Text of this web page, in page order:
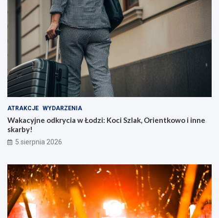
ATRAKCJE WYDARZENIA
Wakacyjne odkrycia w Łodzi: Koci Szlak, Orientkowo i inne
skarby!
5 sierpnia 2026